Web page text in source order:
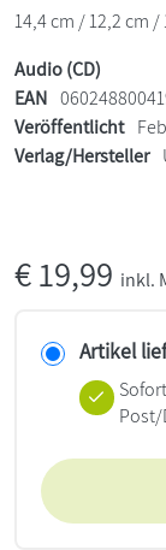
14,4 cm / 12,2 cm /
Audio (CD)
EAN
Veröffentlicht
Verlag/Hersteller
€19,99 inkl.
Artikel
Post/